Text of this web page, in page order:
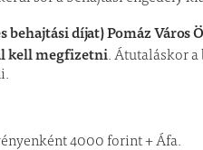
díjat) Pomáz Város
kell megfizetni. Átutaláskor
4000 forint + Áfa.